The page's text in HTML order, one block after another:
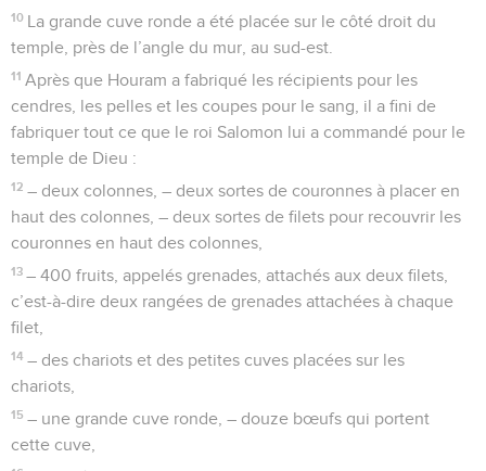
10 La grande cuve ronde a été placée sur le côté droit du
temple, près de l’angle du mur, au sud-est.
11 Après que Houram a fabriqué les récipients pour les
cendres, les pelles et les coupes pour le sang, il a fini de
fabriquer tout ce que le roi Salomon lui a commandé pour le
temple de Dieu :
12 – deux colonnes, – deux sortes de couronnes à placer en
haut des colonnes, – deux sortes de filets pour recouvrir les
couronnes en haut des colonnes,
13 – 400 fruits, appelés grenades, attachés aux deux filets,
c’est-à-dire deux rangées de grenades attachées à chaque
filet,
14 – des chariots et des petites cuves placées sur les
chariots,
15 – une grande cuve ronde, – douze bœufs qui portent
cette cuve,